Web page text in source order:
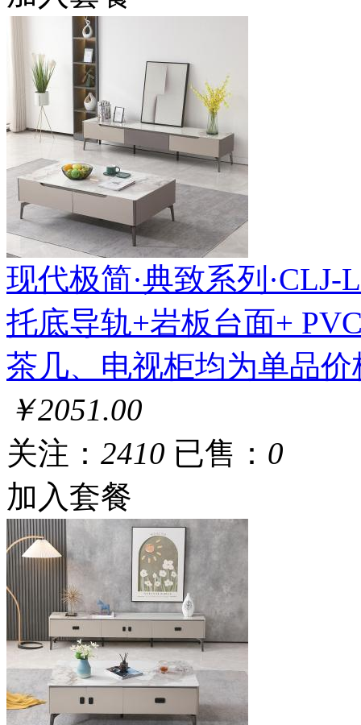
现代极简·典致系列·CLJ-
托底导轨+岩板台面+
茶几、电视柜均为单品
￥2051.00
关注： 2410 已售： 0
加入套餐